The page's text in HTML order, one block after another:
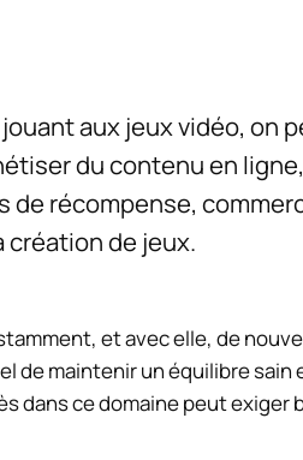
jouant aux jeux vidéo, on
du contenu en
de récompense,
création de jeux.
et avec elle, de
de maintenir un équilibre
dans ce domaine peut